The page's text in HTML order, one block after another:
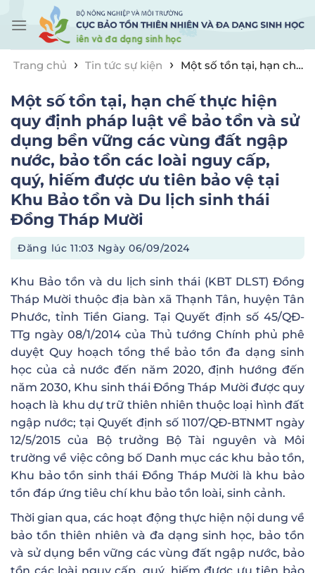
content
Trang chủ
› Tin tức sự kiện ›
Một số tồn tại, hạn chế
bền vững các vùng đất ngập nước, bảo tồn các loài
nguy cấp, quý, hiếm được ưu tiên bảo vệ tại Khu Bảo
tồn và Du lịch sinh thái Đồng Tháp Mười
Một số tồn tại, hạn chế thực hiện
quy định pháp luật về bảo tồn và sử
dụng bền vững các vùng đất ngập
nước, bảo tồn các loài nguy cấp,
quý, hiếm được ưu tiên bảo vệ tại
Khu Bảo tồn và Du lịch sinh thái
Đồng Tháp Mười
Đăng lúc11:03 Ngày 06/09/2024
Khu Bảo tồn và du lịch sinh thái (KBT DLST) Đồng
Tháp Mười thuộc địa bàn xã Thạnh Tân, huyện Tân
Phước, tỉnh Tiền Giang. Tại Quyết định số 45/QĐ-
TTg ngày 08/1/2014 của Thủ tướng Chính phủ phê
duyệt Quy hoạch tổng thể bảo tồn đa dạng sinh
học của cả nước đến năm 2020, định hướng đến
năm 2030, Khu sinh thái Đồng Tháp Mười được quy
hoạch là khu dự trữ thiên nhiên thuộc loại hình đất
ngập nước; tại Quyết định số 1107/QĐ-BTNMT ngày
12/5/2015 của Bộ trưởng Bộ Tài nguyên và Môi
trường về việc công bố Danh mục các khu bảo tồn,
Khu bảo tồn sinh thái Đồng Tháp Mười là khu bảo
tồn đáp ứng tiêu chí khu bảo tồn loài, sinh cảnh.
Thời gian qua, các hoạt động thực hiện nội dung về
bảo tồn thiên nhiên và đa dạng sinh học, bảo tồn
và sử dụng bền vững các vùng đất ngập nước, bảo